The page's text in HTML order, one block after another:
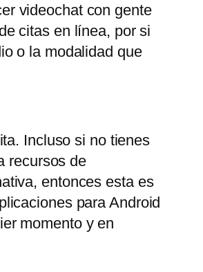
videochat con gente
citas en línea, por si
o la modalidad que
Incluso si no tienes
recursos de
entonces esta es
para Android
momento y en